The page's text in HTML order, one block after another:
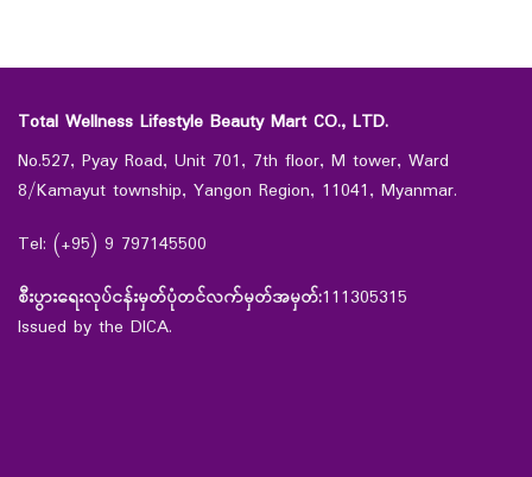
Total Wellness Lifestyle Beauty Mart CO., LTD.
No.527, Pyay Road, Unit 701, 7th floor, M tower, Ward
8/Kamayut township, Yangon Region, 11041, Myanmar.
Tel: (+95) 9 797145500
စီးပွားရေးလုပ်ငန်းမှတ်ပုံတင်လက်မှတ်အမှတ်:111305315
Issued by the DICA.